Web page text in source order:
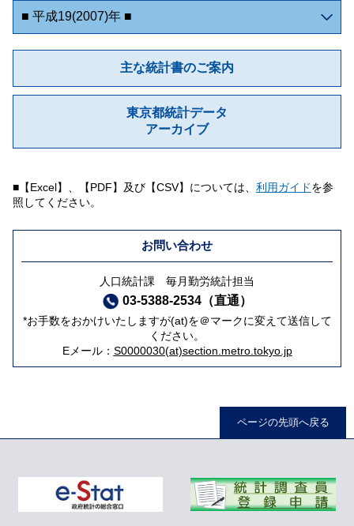
■ 平成19(2007)年 ■
主な統計書のご案内
東京都統計データ
アーカイブ
■【Excel】、【PDF】及び【CSV】については、 利用ガイドを参
照してください。
お問い合わせ
人口統計課 毎月勤労統計担当
03-5388-2534（直通）
*お手数をおかけいたしますが(at)を＠マークに変えて送信して
ください。
Eメール： S0000030(at)section.metro.tokyo.jp
ページの先頭へ戻る